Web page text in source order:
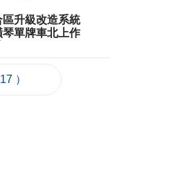
區升級改造系統
琴單牌車北上作
）